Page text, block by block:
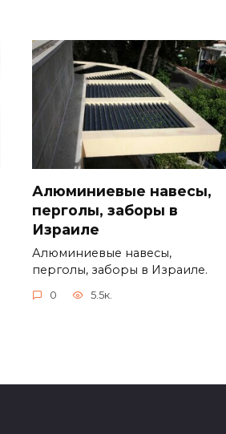
Алюминиевые навесы,
перголы, заборы в
Израиле
Алюминиевые навесы,
перголы, заборы в Израиле.
0 5.5к.